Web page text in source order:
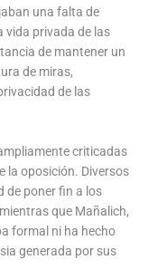
una falta de
vida privada de las
de mantener un
de miras,
de las
criticadas
la oposición. Diversos
de poner fin a los
que Mañalich,
formal ni ha hecho
generada por sus